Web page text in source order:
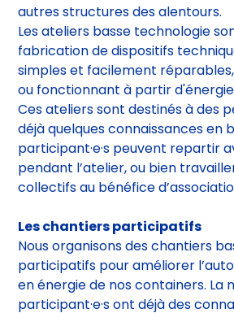
en partenariat avec des écoles,
autres structures des alentours.
Les ateliers basse technologie
fabrication de dispositifs
simples et facilement
ou fonctionnant à partir
Ces ateliers sont destinés à des
déjà quelques connaissances en
participant·e·s peuvent repartir
pendant l’atelier, ou bien
Les chantiers participatifs
Nous organisons des chantiers
participatifs pour améliorer